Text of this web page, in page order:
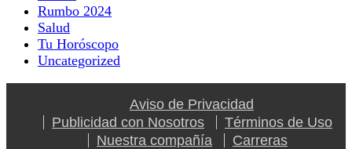
Rumbo 2024
Salud
Tu Horóscopo
Uncategorized
Aviso de Privacidad
Publicidad con Nosotros
Términos de Uso
Nuestra compañía
Carreras